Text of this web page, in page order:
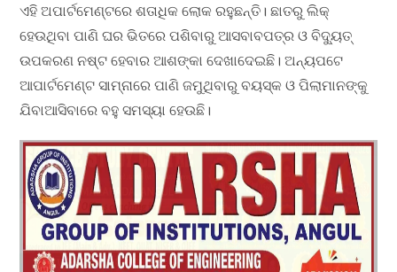
ଏହି ଅପାର୍ଟମେଣ୍ଟରେ ଶତାଧିକ ଲୋକ ରହୁଛନ୍ତି। ଛାତରୁ ଲିକ୍
ହେଉଥିବା ପାଣି ଘର ଭିତରେ ପଶିବାରୁ ଆସବାବପତ୍ର ଓ ବିଦ୍ୟୁତ୍
ଉପକରଣ ନଷ୍ଟ ହେବାର ଆଶଙ୍କା ଦେଖାଦେଇଛି। ଅନ୍ୟପଟେ
ଆପାର୍ଟମେଣ୍ଟ ସାମ୍ନାରେ ପାଣି ଜମୁଥିବାରୁ ବୟସ୍କ ଓ ପିଲାମାନଙ୍କୁ
ଯିବାଆସିବାରେ ବହୁ ସମସ୍ୟା ହେଉଛି।